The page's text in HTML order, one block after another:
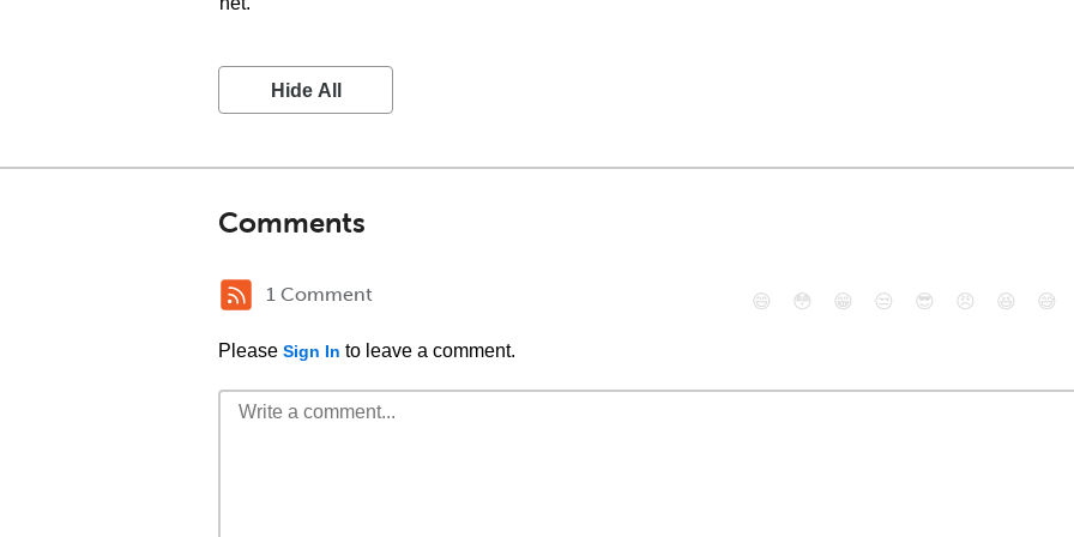
Hide All
Comments
1 Comment
Please Sign In to leave a comment.
😄 😳 😁 😒 😎 😠 😆 😅